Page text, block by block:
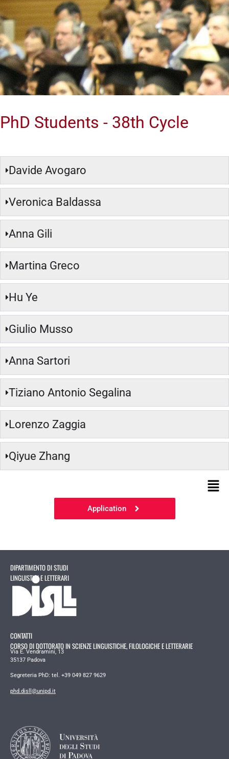
PhD Students - 38th Cycle
Davide Avogaro
Veronica Baldassa
Anna Gili
Martina Greco
Hu Ye
Giulio Musso
Anna Sartori
Tiziano Antonio Segalina
Lorenzo Zaggia
Qiyue Zhang
Application
DIPARTIMENTO DI STUDI
LINGUISTICI E LETTERARI
CONTATTI
CORSO DI DOTTORATO IN SCIENZE LINGUISTICHE, FILOLOGICHE E LETTERARIE
Via E. Vendramini, 13
35137 Padova
Segreteria PhD: tel. +39 049 827 9629
phd.disll@unipd.it